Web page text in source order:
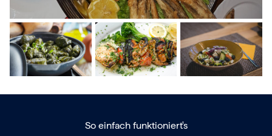
So einfach funktioniert's